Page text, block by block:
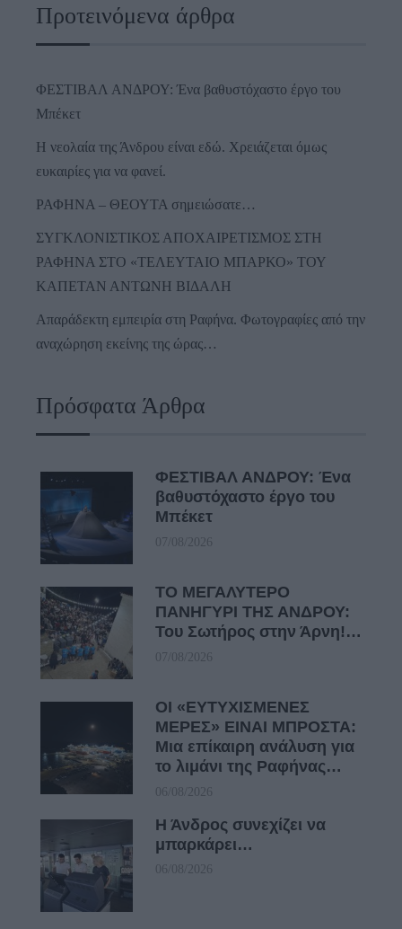
Προτεινόμενα άρθρα
ΦΕΣΤΙΒΑΛ ΑΝΔΡΟΥ: Ένα βαθυστόχαστο έργο του
Μπέκετ
Η νεολαία της Άνδρου είναι εδώ. Χρειάζεται όμως
ευκαιρίες για να φανεί.
ΡΑΦΗΝΑ – ΘΕΟΥΤΑ σημειώσατε…
ΣΥΓΚΛΟΝΙΣΤΙΚΟΣ ΑΠΟΧΑΙΡΕΤΙΣΜΟΣ ΣΤΗ
ΡΑΦΗΝΑ ΣΤΟ «ΤΕΛΕΥΤΑΙΟ ΜΠΑΡΚΟ» ΤΟΥ
ΚΑΠΕΤΑΝ ΑΝΤΩΝΗ ΒΙΔΑΛΗ
Απαράδεκτη εμπειρία στη Ραφήνα. Φωτογραφίες από την
αναχώρηση εκείνης της ώρας…
Πρόσφατα Άρθρα
ΦΕΣΤΙΒΑΛ ΑΝΔΡΟΥ: Ένα
βαθυστόχαστο έργο του
Μπέκετ
07/08/2026
ΤΟ ΜΕΓΑΛΥΤΕΡΟ
ΠΑΝΗΓΥΡΙ ΤΗΣ ΑΝΔΡΟΥ:
Του Σωτήρος στην Άρνη!…
07/08/2026
ΟΙ «ΕΥΤΥΧΙΣΜΕΝΕΣ
ΜΕΡΕΣ» ΕΙΝΑΙ ΜΠΡΟΣΤΑ:
Μια επίκαιρη ανάλυση για
το λιμάνι της Ραφήνας…
06/08/2026
Η Άνδρος συνεχίζει να
μπαρκάρει…
06/08/2026